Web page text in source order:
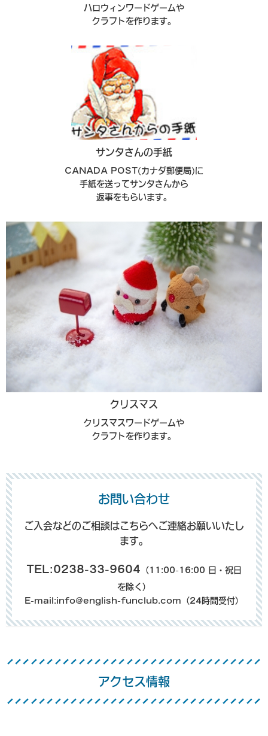
ハロウィンワードゲームや
クラフトを作ります。
サンタさんの手紙
CANADA POST(カナダ郵便局)に
手紙を送ってサンタさんから
返事をもらいます。
クリスマス
クリスマスワードゲームや
クラフトを作ります。
お問い合わせ
ご入会などのご相談はこちらへご連絡お願いいたし
ます。
TEL:0238-33-9604 （11:00-16:00 日・祝日
を除く）
E-mail:info@english-funclub.com（24時間受付）
アクセス情報